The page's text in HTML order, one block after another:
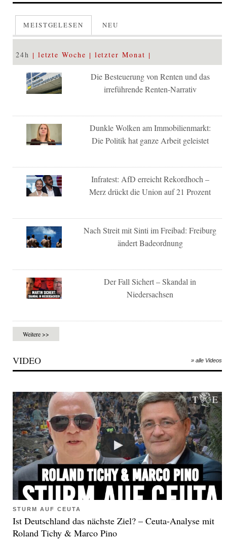
MEISTGELESEN NEU
24h letzte Woche letzter Monat
Die Besteuerung von Renten und das
irreführende Renten-Narrativ
Dunkle Wolken am Immobilienmarkt:
Die Politik hat ganze Arbeit geleistet
Infratest: AfD erreicht Rekordhoch –
Merz drückt die Union auf 21 Prozent
Nach Streit mit Sinti im Freibad: Freiburg
ändert Badeordnung
Der Fall Sichert – Skandal in
Niedersachsen
Weitere >>
VIDEO » alle Videos
STURM AUF CEUTA
Ist Deutschland das nächste Ziel? – Ceuta-Analyse mit
Roland Tichy & Marco Pino